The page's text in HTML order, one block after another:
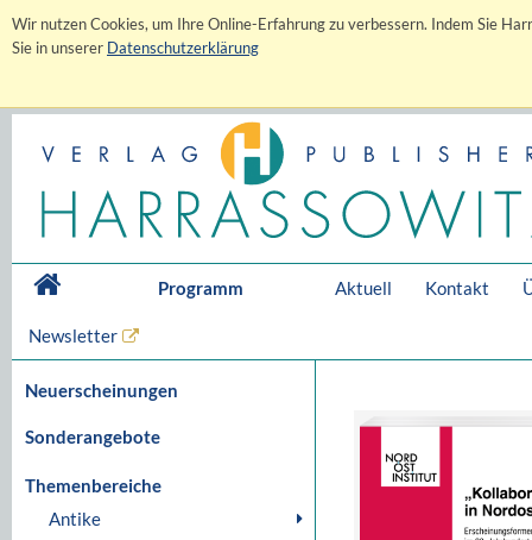
Wir nutzen Cookies, um Ihre Online-Erfahrung zu verbessern. Indem Sie
Sie in unserer Datenschutzerklärung
Programm Aktuell Kontakt
Newsletter
Neuerscheinungen
Sonderangebote
Themenbereiche
Antike